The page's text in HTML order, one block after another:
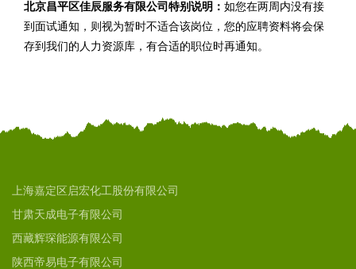
北京昌平区佳辰服务有限公司特别说明： 如您在两周内没有接
到面试通知，则视为暂时不适合该岗位，您的应聘资料将会保
存到我们的人力资源库，有合适的职位时再通知。
上海嘉定区启宏化工股份有限公司
甘肃天成电子有限公司
西藏辉琛能源有限公司
陕西帝易电子有限公司